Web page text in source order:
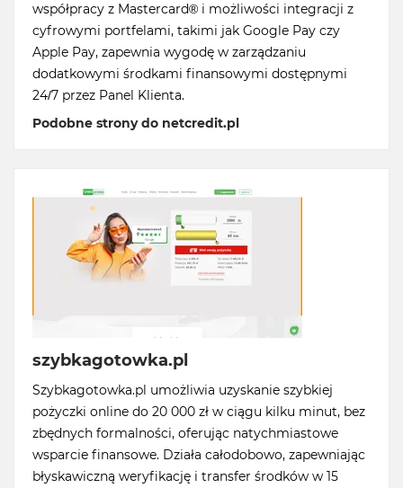
współpracy z Mastercard® i możliwości integracji z
cyfrowymi portfelami, takimi jak Google Pay czy
Apple Pay, zapewnia wygodę w zarządzaniu
dodatkowymi środkami finansowymi dostępnymi
24/7 przez Panel Klienta.
Podobne strony do netcredit.pl
szybkagotowka.pl
Szybkagotowka.pl umożliwia uzyskanie szybkiej
pożyczki online do 20 000 zł w ciągu kilku minut, bez
zbędnych formalności, oferując natychmiastowe
wsparcie finansowe. Działa całodobowo, zapewniając
błyskawiczną weryfikację i transfer środków w 15